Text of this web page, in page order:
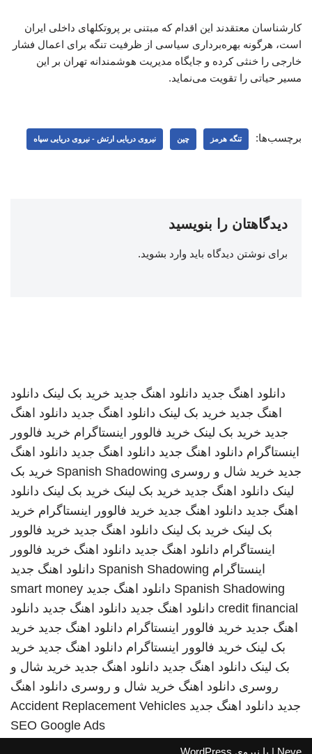
کارشناسان معتقدند این اقدام که مبتنی بر پروتکلهای داخلی ایران
است، هرگونه بهره‌برداری سیاسی از ظرفیت تنگه برای اعمال فشار
خارجی را خنثی کرده و جایگاه مدیریت هوشمندانه تهران بر این
مسیر حیاتی را تقویت می‌نماید.
برچسب‌ها: تنگه هرمز چین نیروی دریایی ارتش - نیروی دریایی سپاه
دیدگاهتان را بنویسید
برای نوشتن دیدگاه باید وارد بشوید.
دانلود اهنگ جدید دانلود اهنگ جدید خرید بک لینک دانلود
اهنگ جدید خرید بک لینک دانلود اهنگ جدید دانلود اهنگ
جدید خرید بک لینک خرید فالوور اینستاگرام خرید فالوور
اینستاگرام دانلود اهنگ جدید دانلود اهنگ جدید دانلود اهنگ
جدید خرید شال و روسری Spanish Shadowing خرید بک
لینک دانلود اهنگ جدید خرید بک لینک خرید بک لینک دانلود
اهنگ جدید دانلود اهنگ جدید خرید فالوور اینستاگرام خرید
بک لینک خرید بک لینک دانلود اهنگ جدید خرید فالوور
اینستاگرام دانلود اهنگ جدید دانلود اهنگ خرید فالوور
اینستاگرام Spanish Shadowing دانلود اهنگ جدید
Spanish Shadowing دانلود اهنگ جدید smart money
credit financial دانلود اهنگ جدید دانلود اهنگ جدید دانلود
اهنگ جدید خرید فالوور اینستاگرام دانلود اهنگ جدید خرید
بک لینک خرید فالوور اینستاگرام دانلود اهنگ جدید خرید
بک لینک دانلود اهنگ جدید دانلود اهنگ جدید خرید شال و
روسری دانلود اهنگ خرید شال و روسری دانلود اهنگ
جدید دانلود اهنگ جدید Accident Replacement Vehicles
SEO Google Ads
Neve | با نیروی WordPress